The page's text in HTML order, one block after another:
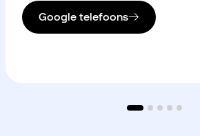
Google telefoons